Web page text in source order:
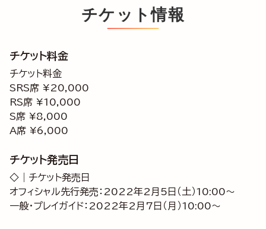
チケット情報
チケット料金
チケット料金
SRS席 ¥20,000
RS席 ¥10,000
S席 ¥8,000
A席 ¥6,000
チケット発売日
◇｜チケット発売日
オフィシャル先行発売：2022年2月5日（土）10:00～
一般・プレイガイド：2022年2月7日（月）10:00～